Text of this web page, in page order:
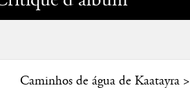
Caminhos de água de Kaatayra>